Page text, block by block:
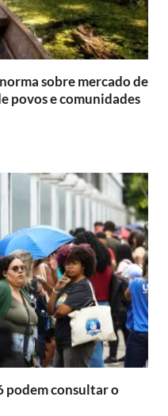
sobre mercado de
povos e comunidades
podem consultar o